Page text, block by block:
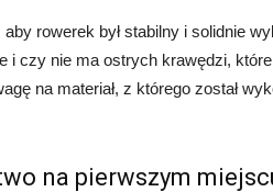
aby rowerek był stabilny i solidnie
i czy nie ma ostrych krawędzi,
na materiał, z którego został
na pierwszym